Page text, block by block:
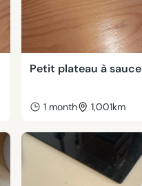
Petit plateau à sauce
1 month 1,001km